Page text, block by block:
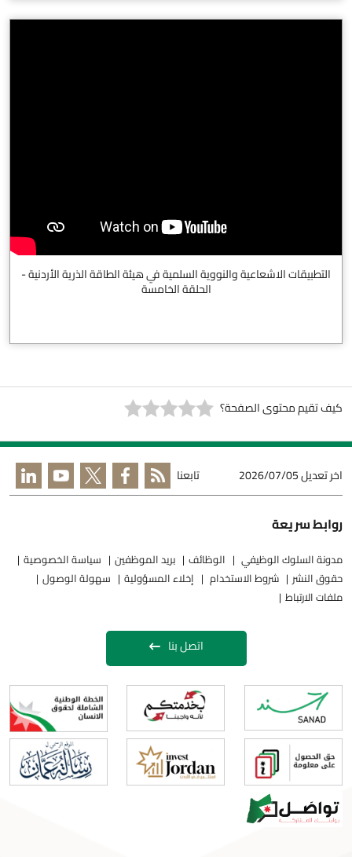
التطبيقات الاشعاعية والنووية السلمية في هيئة الطاقة الذرية الأردنية -
الحلقة الخامسة
كيف تقيم محتوى الصفحة؟
اخر تعديل2026/07/05 تابعنا
روابط سريعة
مدونة السلوك الوظيفي الوظائف بريد الموظفين
سياسة الخصوصية
حقوق النشر
شروط الاستخدام إخلاء المسؤولية
سهولة الوصول
ملفات الارتباط
اتصل بنا